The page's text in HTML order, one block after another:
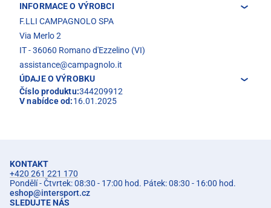
INFORMACE O VÝROBCI
F.LLI CAMPAGNOLO SPA
Via Merlo 2
IT - 36060 Romano d'Ezzelino (VI)
assistance@campagnolo.it
ÚDAJE O VÝROBKU
Číslo produktu:344209912
V nabídce od:16.01.2025
KONTAKT
+420 261 221 170
Pondělí - Čtvrtek: 08:30 - 17:00 hod. Pátek: 08:30 - 16:00 hod.
eshop@intersport.cz
SLEDUJTE NÁS